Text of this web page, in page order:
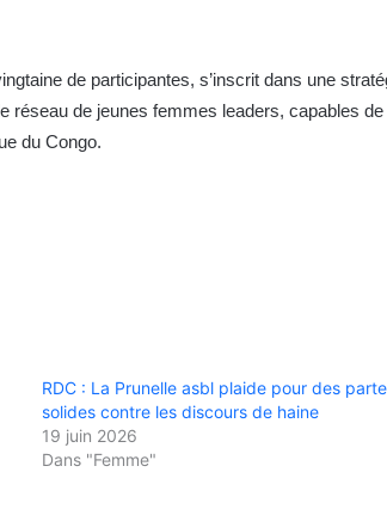
de participantes, s’inscrit dans une
réseau de jeunes femmes leaders, capables
du Congo.
RDC : La Prunelle asbl plaide pour des
solides contre les discours de haine
19 juin 2026
Dans "Femme"